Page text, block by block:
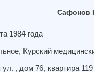
Сафонов
1984 года
Курский
, дом 76, квартира 119